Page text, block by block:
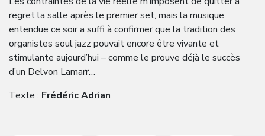
regret la salle après le premier set, mais la musique
entendue ce soir a suffi à confirmer que la tradition des
organistes soul jazz pouvait encore être vivante et
stimulante aujourd’hui – comme le prouve déjà le succès
d’un Delvon Lamarr…
Texte : Frédéric Adrian